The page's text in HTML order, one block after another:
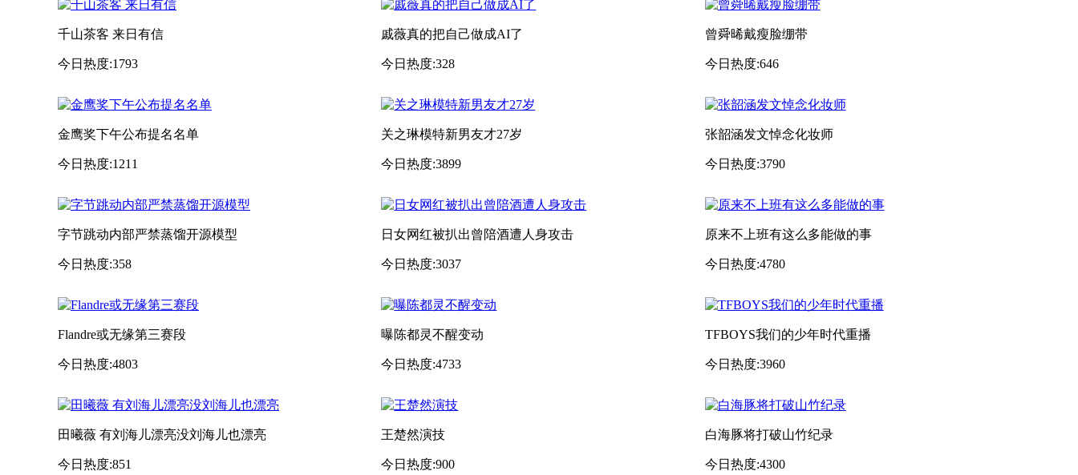
千山茶客 来日有信
今日热度:1793
金鹰奖下午公布提名名单
今日热度:1211
字节跳动内部严禁蒸馏开源模型
今日热度:358
Flandre或无缘第三赛段
今日热度:4803
田曦薇 有刘海儿漂亮没刘海儿也漂亮
今日热度:851
戚薇真的把自己做成AI了
今日热度:328
关之琳模特新男友才27岁
今日热度:3899
日女网红被扒出曾陪酒遭人身攻击
今日热度:3037
曝陈都灵不醒变动
今日热度:4733
王楚然演技
今日热度:900
曾舜晞戴瘦脸绷带
今日热度:646
张韶涵发文悼念化妆师
今日热度:3790
原来不上班有这么多能做的事
今日热度:4780
TFBOYS我们的少年时代重播
今日热度:3960
白海豚将打破山竹纪录
今日热度:4300